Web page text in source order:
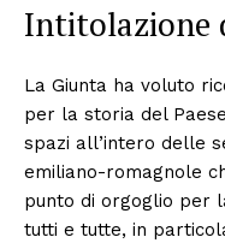
Intitolazione
La Giunta ha voluto
per la storia del
spazi all’intero delle
emiliano-romagnole
punto di orgoglio per
tutti e tutte, in